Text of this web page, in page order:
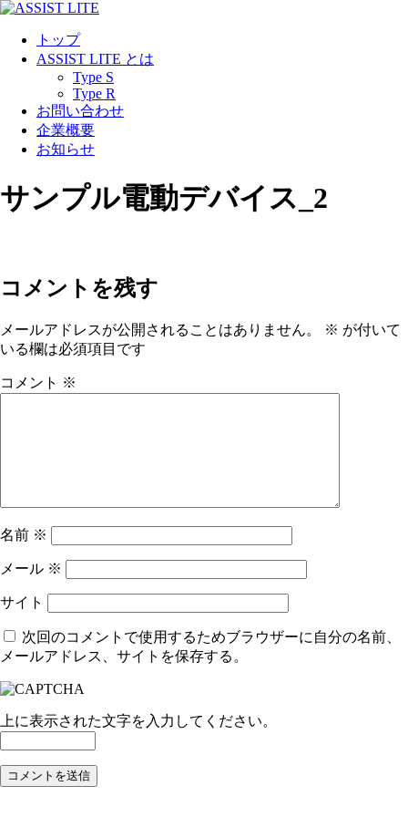
コ
トップ
ASSIST LITE とは
Type S
Type R
お問い合わせ
企業概要
お知らせ
サンプル電動デバイス_2
コメントを残す
メールアドレスが公開されることはありません。 ※ が付いて
いる欄は必須項目です
コメント ※
名前 ※
メール ※
サイト
次回のコメントで使用するためブラウザーに自分の名前、
メールアドレス、サイトを保存する。
上に表示された文字を入力してください。